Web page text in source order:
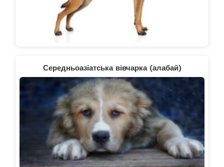
Середньоазіатська вівчарка (алабай)